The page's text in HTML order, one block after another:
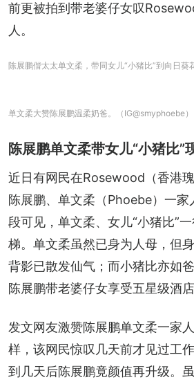
前更被拍到带老婆仔女叹
人。
陈展鹏偕太太单文柔，带同女儿“小猪比”到向日葵
单文柔大赞陈展鹏温柔奶爸。（IG@smyphoebe）
陈展鹏单文柔带女儿“小猪比
近日有网民在Rosewood（香港
陈展鹏、单文柔（Phoebe）一
段可见，单文柔、女儿“小猪比”
梯。单文柔虽然已身为人母，但
背影已散发仙气；而小猪比亦如
陈展鹏带老婆仔女享受五星级酒店
发文网友激赞陈展鹏单文柔一家
样，该网民惊叹几天前才见过工
到几天后陈展鹏竟颜值再升级。